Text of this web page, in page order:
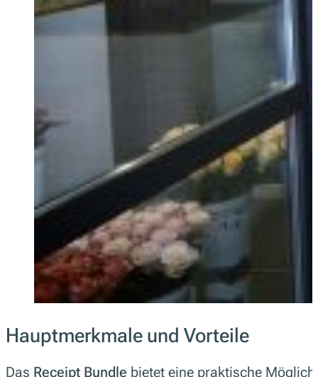
Hauptmerkmale und Vorteile
Das Receipt Bundle bietet eine praktische